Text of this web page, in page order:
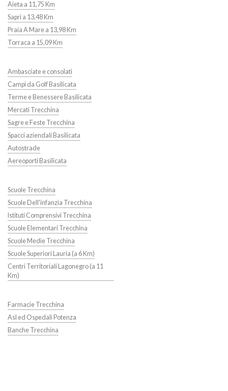
Aieta a 11,75 Km
Sapri a 13,48 Km
Praia A Mare a 13,98 Km
Torraca a 15,09 Km
Ambasciate e consolati
Campi da Golf Basilicata
Terme e Benessere Basilicata
Mercati Trecchina
Sagre e Feste Trecchina
Spacci aziendali Basilicata
Autostrade
Aereoporti Basilicata
Scuole Trecchina
Scuole Dell'infanzia Trecchina
Istituti Comprensivi Trecchina
Scuole Elementari Trecchina
Scuole Medie Trecchina
Scuole Superiori Lauria (a 6 Km)
Centri Territoriali Lagonegro (a 11
Km)
Farmacie Trecchina
Asl ed Ospedali Potenza
Banche Trecchina